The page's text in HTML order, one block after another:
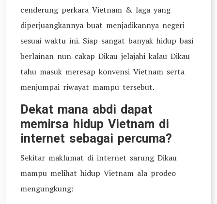
cenderung perkara Vietnam & laga yang
diperjuangkannya buat menjadikannya negeri
sesuai waktu ini. Siap sangat banyak hidup basi
berlainan nun cakap Dikau jelajahi kalau Dikau
tahu masuk meresap konvensi Vietnam serta
menjumpai riwayat mampu tersebut.
Dekat mana abdi dapat
memirsa hidup Vietnam di
internet sebagai percuma?
Sekitar maklumat di internet sarung Dikau
mampu melihat hidup Vietnam ala prodeo
mengungkung: